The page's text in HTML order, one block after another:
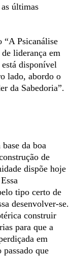
últimas
Psicanálise
liderança em
disponível
lado, abordo o
da Sabedoria”.
da boa
de
dispõe hoje
tipo certo de
desenvolver-se.
construir
para que a
em
que